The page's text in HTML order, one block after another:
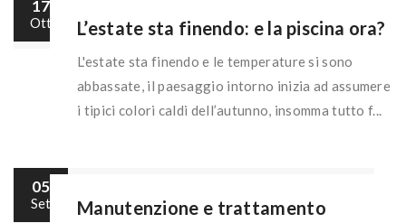
17
Ott L’estate sta finendo: e la piscina ora?
L'estate sta finendo e le temperature si sono
abbassate, il paesaggio intorno inizia ad assumere
i tipici colori caldi dell’autunno, insomma tutto f...
05
Set
Manutenzione e trattamento